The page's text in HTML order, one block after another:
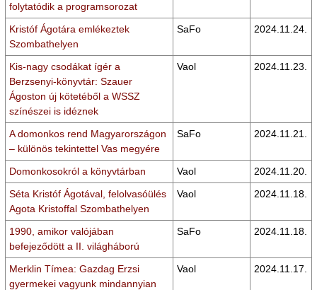
folytatódik a programsorozat
Kristóf Ágotára emlékeztek
Szombathelyen
SaFo 2024.11.24.
Kis-nagy csodákat ígér a
Berzsenyi-könyvtár: Szauer
Ágoston új kötetéből a WSSZ
színészei is idéznek
Vaol 2024.11.23.
A domonkos rend Magyarországon
– különös tekintettel Vas megyére
SaFo 2024.11.21.
Domonkosokról a könyvtárban Vaol
2024.11.20.
Séta Kristóf Ágotával, felolvasóülés
Agota Kristoffal Szombathelyen
Vaol 2024.11.18.
1990, amikor valójában
befejeződött a II. világháború
SaFo 2024.11.18.
Merklin Tímea: Gazdag Erzsi
gyermekei vagyunk mindannyian
Vaol 2024.11.17.